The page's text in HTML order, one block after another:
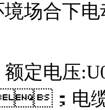
场合下
：额定电
；电缆